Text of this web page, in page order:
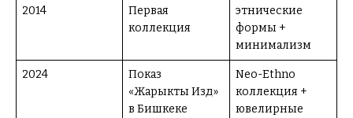
2014
Первая
коллекция
этнические
формы +
минимализм
2024
Показ
«Жарыкты Издөө»
в Бишкеке
Neo-Ethno
коллекция +
ювелирные